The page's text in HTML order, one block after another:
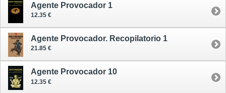
Agente Provocador 1
12.35 €
Agente Provocador. Recopilatorio 1
21.85 €
Agente Provocador 10
12.35 €